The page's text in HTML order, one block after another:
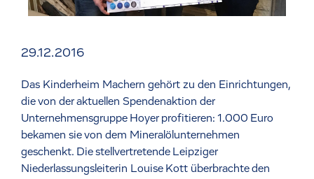
29.12.2016
Das Kinderheim Machern gehört zu den Einrichtungen,
die von der aktuellen Spendenaktion der
Unternehmensgruppe Hoyer profitieren: 1.000 Euro
bekamen sie von dem Mineralölunternehmen
geschenkt. Die stellvertretende Leipziger
Niederlassungsleiterin Louise Kott überbrachte den